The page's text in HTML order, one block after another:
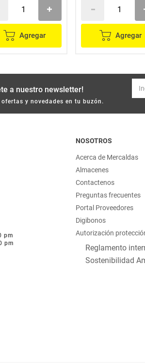
Agregar Agregar
a nuestro newsletter!
ofertas y novedades en tu buzón.
pm
pm
NOSOTROS
Acerca de Mercaldas
Almacenes
Contactenos
Preguntas frecuentes
Portal Proveedores
Digibonos
Autorización
Reglamento
Sostenibilidad